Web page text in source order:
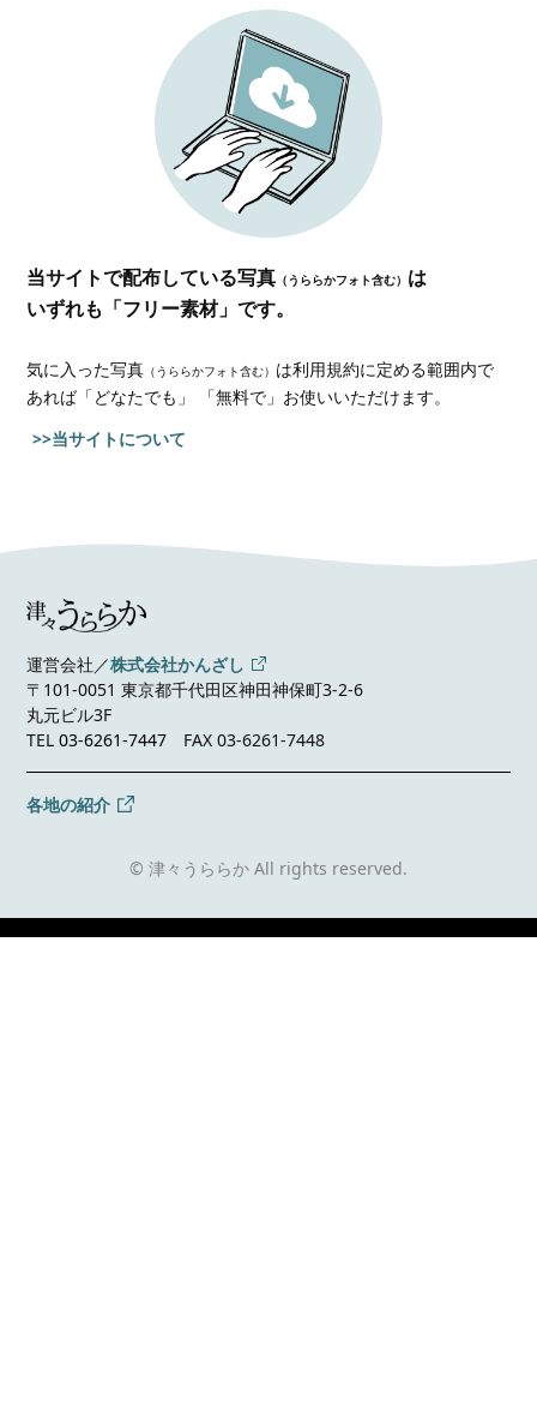
当サイトで配布している写真 （うららかフォト含む） は
いずれも「フリー素材」です。
気に入った写真 （うららかフォト含む） は利用規約に定める範囲内で
あれば「どなたでも」 「無料で」お使いいただけます。
>>当サイトについて
運営会社／株式会社かんざし
〒101-0051 東京都千代田区神田神保町3-2-6
丸元ビル3F
TEL03-6261-7447 FAX 03-6261-7448
各地の紹介
© 津々うららか All rights reserved.